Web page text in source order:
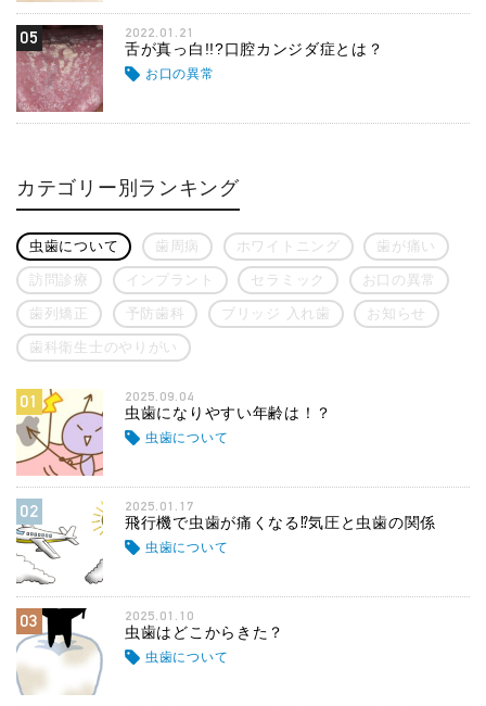
05 2022.01.21
舌が真っ白!!?口腔カンジダ症とは？
お口の異常
カテゴリー別ランキング
虫歯について 歯周病 ホワイトニング 歯が痛い
訪問診療 インプラント セラミック お口の異常
歯列矯正 予防歯科 ブリッジ 入れ歯 お知らせ
歯科衛生士のやりがい
01 2025.09.04
虫歯になりやすい年齢は！？
虫歯について
02 2025.01.17
飛行機で虫歯が痛くなる⁉気圧と虫歯の関係
虫歯について
03 2025.01.10
虫歯はどこからきた？
虫歯について